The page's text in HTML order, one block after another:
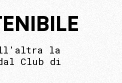
la
Club di